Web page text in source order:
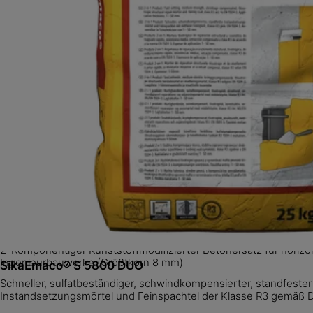
Kunststoffmodifizierter, hochsulfatbeständiger Egalisiermörtel für
Abwasserbauwerke
Kunststoffmodifizierter, hochsulfatbeständiger Egalisiermörtel für
2-Komponentiger Kunststoffmodifizierter Betonersatz für
Ingenieurbauwerke (Größtkorn 8 mm)
SikaEmaco® S 5800 DUO
Schneller, sulfatbeständiger, schwindkompensierter, standfester
Instandsetzungsmörtel und Feinspachtel der Klasse R3 gemäß